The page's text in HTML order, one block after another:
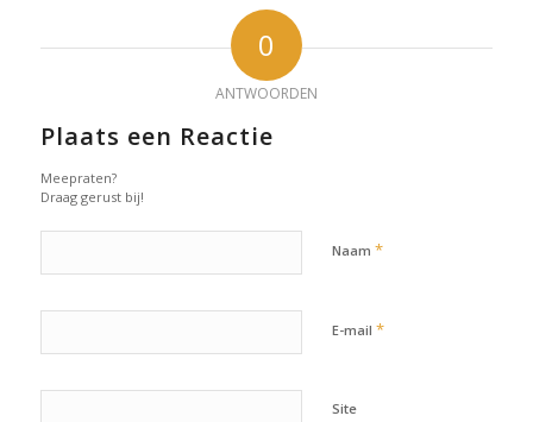
0
ANTWOORDEN
Plaats een Reactie
Meepraten?
Draag gerust bij!
Naam *
E-mail *
Site